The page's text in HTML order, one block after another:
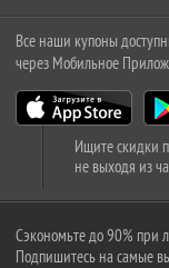
Все наши купоны
через Мобильное
Ищите скидки
не выходя из
Сэкономьте до 90% при
Подпишитесь на самые